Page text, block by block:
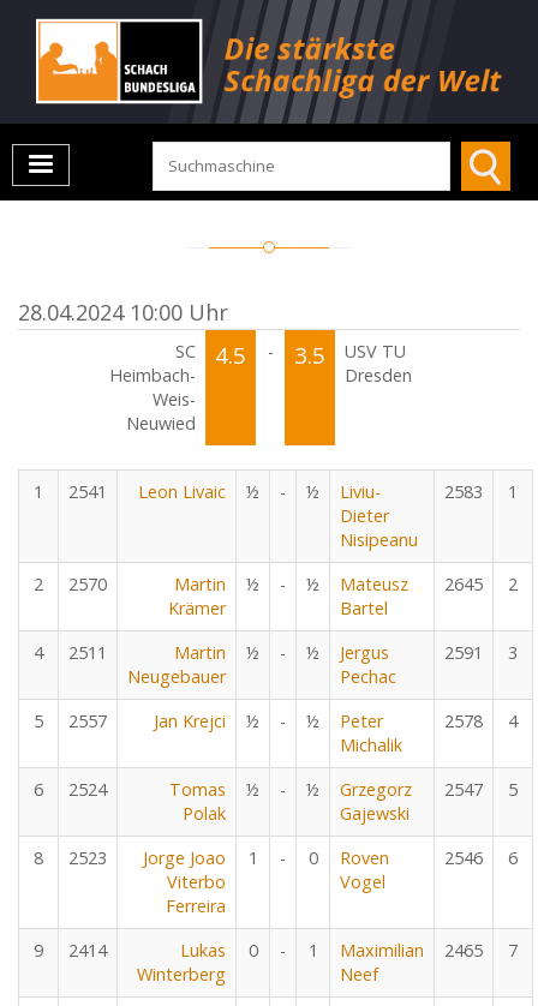
28.04.2024 10:00 Uhr
SC
Heimbach-
Weis-
Neuwied
4.5 - 3.5
USV TU
Dresden
1 2541 Leon Livaic ½ - ½
Liviu-
Dieter
Nisipeanu
2583 1
2 2570
Martin
Krämer
½ - ½
Mateusz
Bartel
2645 2
4 2511
Martin
Neugebauer
½ - ½
Jergus
Pechac
2591 3
5 2557 Jan Krejci ½ - ½
Peter
Michalik
2578 4
6 2524
Tomas
Polak
½ - ½
Grzegorz
Gajewski
2547 5
8 2523
Jorge Joao
Viterbo
Ferreira
1 - 0
Roven
Vogel
2546 6
9 2414
Lukas
Winterberg
0 - 1
Maximilian
Neef
2465 7